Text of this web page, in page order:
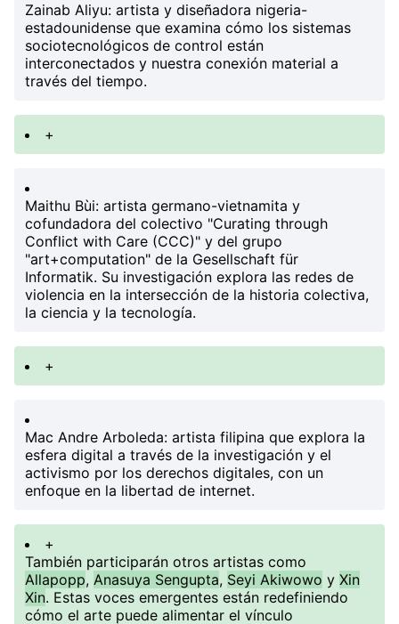
Zainab Aliyu: artista y diseñadora nigeria-
estadounidense que examina cómo los sistemas
sociotecnológicos de control están
interconectados y nuestra conexión material a
través del tiempo.
+
Maithu Bùi: artista germano-vietnamita y
cofundadora del colectivo "Curating through
Conflict with Care (CCC)" y del grupo
"art+computation" de la Gesellschaft für
Informatik. Su investigación explora las redes de
violencia en la intersección de la historia colectiva,
la ciencia y la tecnología.
+
Mac Andre Arboleda: artista filipina que explora la
esfera digital a través de la investigación y el
activismo por los derechos digitales, con un
enfoque en la libertad de internet.
+
También participarán otros artistas como
Allapopp, Anasuya Sengupta, Seyi Akiwowo y Xin
Xin. Estas voces emergentes están redefiniendo
cómo el arte puede alimentar el vínculo